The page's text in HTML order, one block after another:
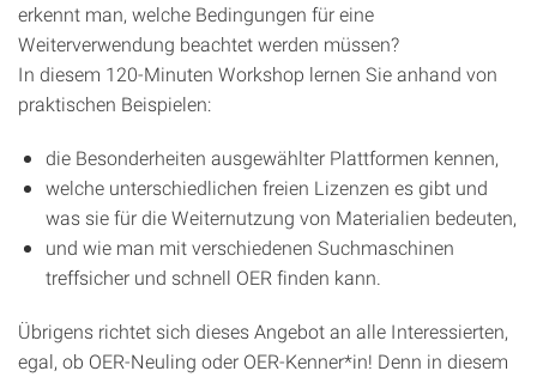
erkennt man, welche Bedingungen für eine
Weiterverwendung beachtet werden müssen?
In diesem 120-Minuten Workshop lernen Sie anhand von
praktischen Beispielen:
die Besonderheiten ausgewählter Plattformen kennen,
welche unterschiedlichen freien Lizenzen es gibt und
was sie für die Weiternutzung von Materialien bedeuten,
und wie man mit verschiedenen Suchmaschinen
treffsicher und schnell OER finden kann.
Übrigens richtet sich dieses Angebot an alle Interessierten,
egal, ob OER-Neuling oder OER-Kenner*in! Denn in diesem